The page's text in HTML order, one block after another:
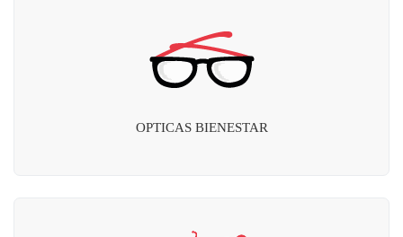
OPTICAS BIENESTAR